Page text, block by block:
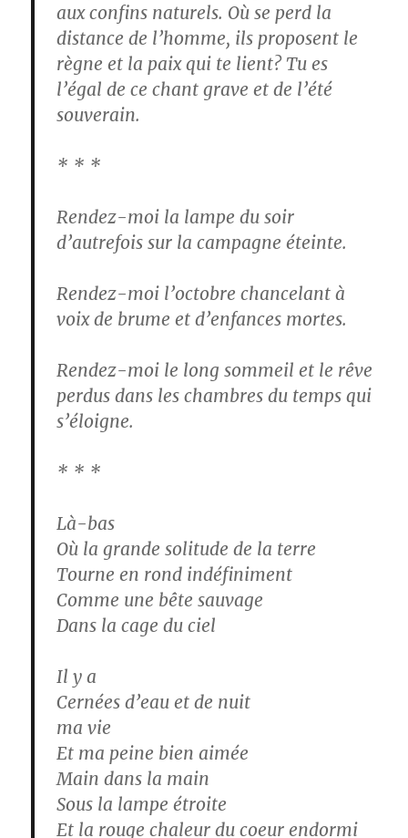
aux confins naturels. Où se perd la
distance de l’homme, ils proposent le
règne et la paix qui te lient? Tu es
l’égal de ce chant grave et de l’été
souverain.
* * *
Rendez-moi la lampe du soir
d’autrefois sur la campagne éteinte.
Rendez-moi l’octobre chancelant à
voix de brume et d’enfances mortes.
Rendez-moi le long sommeil et le rêve
perdus dans les chambres du temps qui
s’éloigne.
* * *
Là-bas
Où la grande solitude de la terre
Tourne en rond indéfiniment
Comme une bête sauvage
Dans la cage du ciel
Il y a
Cernées d’eau et de nuit
ma vie
Et ma peine bien aimée
Main dans la main
Sous la lampe étroite
Et la rouge chaleur du coeur endormi